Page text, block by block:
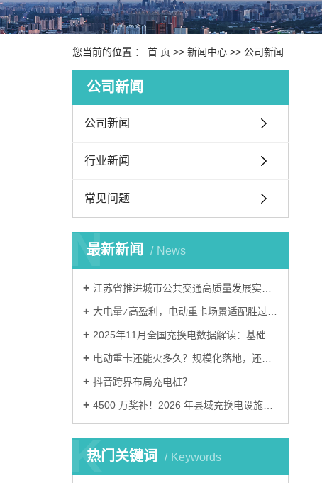
您当前的位置 ： 首 页 >> 新闻中心 >> 公司新闻
公司新闻
公司新闻
行业新闻
常见问题
最新新闻 News
N
江苏省推进城市公共交通高质量发展实施意见
大电量≠高盈利，电动重卡场景适配胜过盲目堆电量
2025年11月全国充换电数据解读：基础设施建设进入关键阶段
电动重卡还能火多久？规模化落地，还要跨越三道难关
抖音跨界布局充电桩？
4500 万奖补！2026 年县域充换电设施补短板试点申报流程清单
热门关键词 Keywords
K